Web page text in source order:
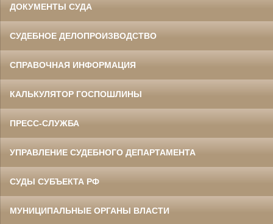
ДОКУМЕНТЫ СУДА
СУДЕБНОЕ ДЕЛОПРОИЗВОДСТВО
СПРАВОЧНАЯ ИНФОРМАЦИЯ
КАЛЬКУЛЯТОР ГОСПОШЛИНЫ
ПРЕСС-СЛУЖБА
УПРАВЛЕНИЕ СУДЕБНОГО ДЕПАРТАМЕНТА
СУДЫ СУБЪЕКТА РФ
МУНИЦИПАЛЬНЫЕ ОРГАНЫ ВЛАСТИ